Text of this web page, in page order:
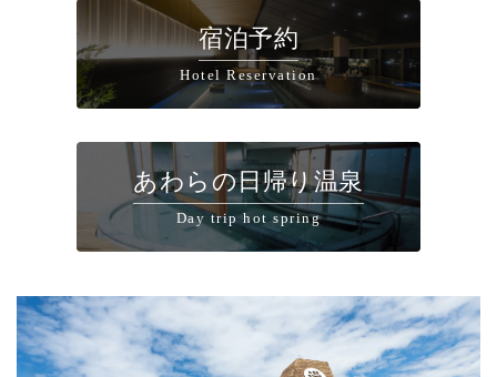
宿泊予約
Hotel Reservation
あわらの日帰り温泉
Day trip hot spring